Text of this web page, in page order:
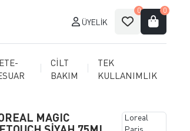
ÜYELIK
0 0
CİLT
BAKIM
TEK
KULLANIMLIK
MAGIC
Loreal